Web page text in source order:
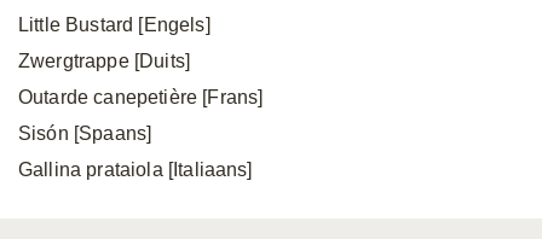
Little Bustard [Engels]
Zwergtrappe [Duits]
Outarde canepetière [Frans]
Sisón [Spaans]
Gallina prataiola [Italiaans]